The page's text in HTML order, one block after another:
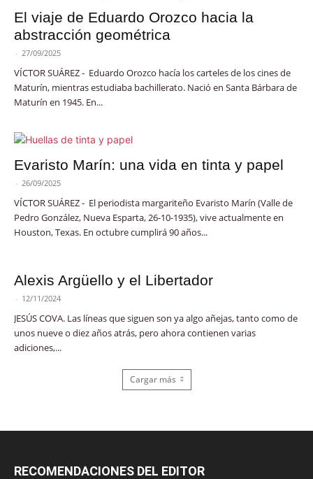
El viaje de Eduardo Orozco hacia la
abstracción geométrica
- 27/09/2025
VÍCTOR SUÁREZ - Eduardo Orozco hacía los carteles de los cines de
Maturín, mientras estudiaba bachillerato. Nació en Santa Bárbara de
Maturín en 1945. En...
Evaristo Marín: una vida en tinta y papel
- 26/09/2025
VÍCTOR SUÁREZ - El periodista margariteño Evaristo Marín (Valle de
Pedro González, Nueva Esparta, 26-10-1935), vive actualmente en
Houston, Texas. En octubre cumplirá 90 años...
Alexis Argüello y el Libertador
- 12/11/2024
JESÚS COVA. Las líneas que siguen son ya algo añejas, tanto como de
unos nueve o diez años atrás, pero ahora contienen varias
adiciones,...
Cargar más
RECOMENDACIONES DEL EDITOR